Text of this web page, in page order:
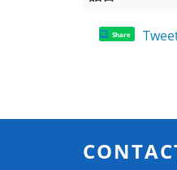
Share